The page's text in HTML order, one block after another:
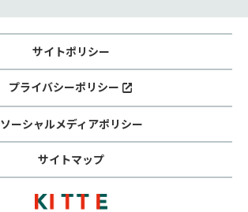
サイトポリシー
プライバシーポリシー
ソーシャルメディアポリシー
サイトマップ